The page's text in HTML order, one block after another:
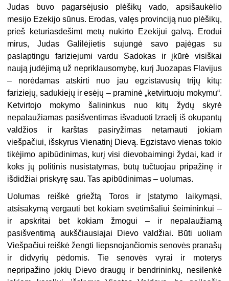
Judas buvo pagarsėjusio plėšikų vado, apsišaukėlio
mesijo Ezekijo sūnus. Erodas, valęs provinciją nuo plėšikų,
prieš keturiasdešimt metų nukirto Ezekijui galvą. Erodui
mirus, Judas Galilėjietis sujungė savo pajėgas su
paslaptingu fariziejumi vardu Sadokas ir įkūrė visiškai
naują judėjimą už nepriklausomybę, kurį Juozapas Flavijus
– norėdamas atskirti nuo jau egzistavusių trijų kitų:
fariziejų, sadukiejų ir esėjų – praminė „ketvirtuoju mokymu“.
Ketvirtojo mokymo šalininkus nuo kitų žydų skyrė
nepalaužiamas pasišventimas išvaduoti Izraelį iš okupantų
valdžios ir karštas pasiryžimas netarnauti jokiam
viešpačiui, išskyrus Vienatinį Dievą. Egzistavo vienas tokio
tikėjimo apibūdinimas, kurį visi dievobaimingi žydai, kad ir
koks jų politinis nusistatymas, būtų tučtuojau pripažinę ir
išdidžiai priskyrę sau. Tas apibūdinimas – uolumas.
Uolumas reiškė griežtą Toros ir Įstatymo laikymąsi,
atsisakymą vergauti bet kokiam svetimšaliui šeimininkui –
ir apskritai bet kokiam žmogui – ir nepalaužiamą
pasišventimą aukščiausiajai Dievo valdžiai. Būti uoliam
Viešpačiui reiškė žengti liepsnojančiomis senovės pranašų
ir didvyrių pėdomis. Tie senovės vyrai ir moterys
nepripažino jokių Dievo draugų ir bendrininkų, nesilenkė